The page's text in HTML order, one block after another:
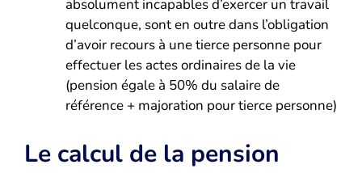
absolument incapables d’exercer un travail
quelconque, sont en outre dans l’obligation
d’avoir recours à une tierce personne pour
effectuer les actes ordinaires de la vie
(pension égale à 50% du salaire de
référence + majoration pour tierce personne)
Le calcul de la pension